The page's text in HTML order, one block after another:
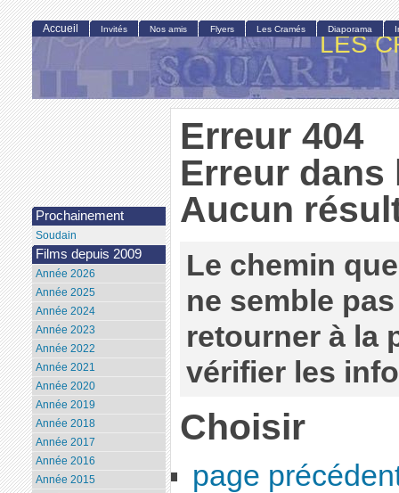
LES
Erreur 404
Erreur dans
Aucun
Le chemin
ne semble
retourner à la
vérifier les
Choisir
page
Accueil Invités Nos amis Flyers Les Cramés Diaporama
Prochainement
Soudain
Films depuis 2009
Année 2026
Année 2025
Année 2024
Année 2023
Année 2022
Année 2021
Année 2020
Année 2019
Année 2018
Année 2017
Année 2016
Année 2015